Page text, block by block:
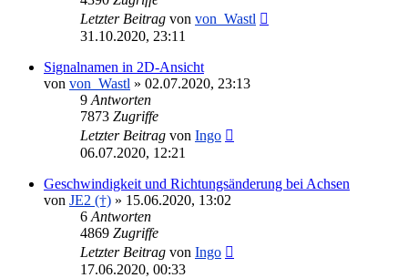
Letzter Beitrag von von_Wastl
31.10.2020, 23:11
Signalnamen in 2D-Ansicht
von von_Wastl » 02.07.2020, 23:13
9 Antworten
7873 Zugriffe
Letzter Beitrag von Ingo
06.07.2020, 12:21
Geschwindigkeit und Richtungsänderung bei Achsen
von JE2 (†) » 15.06.2020, 13:02
6 Antworten
4869 Zugriffe
Letzter Beitrag von Ingo
17.06.2020, 00:33